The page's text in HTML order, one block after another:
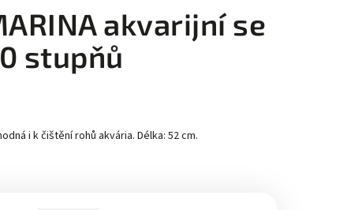
akvarijní se
stupňů
i k čištění rohů akvária. Délka: 52 cm.